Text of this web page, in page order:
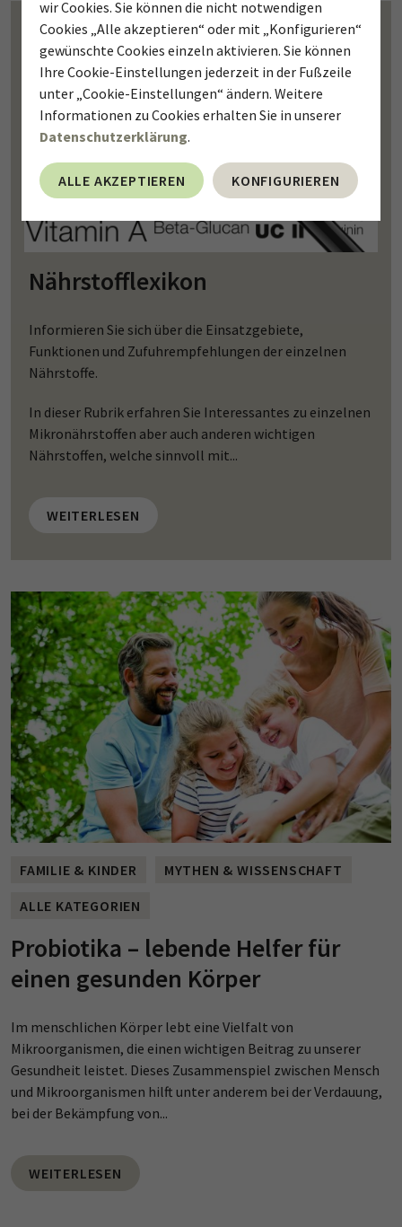
wir Cookies. Sie können die nicht notwendigen
Cookies „Alle akzeptieren“ oder mit „Konfigurieren“
gewünschte Cookies einzeln aktivieren. Sie können
Ihre Cookie-Einstellungen jederzeit in der Fußzeile
unter „Cookie-Einstellungen“ ändern. Weitere
Informationen zu Cookies erhalten Sie in unserer
Datenschutzerklärung.
ALLE AKZEPTIEREN KONFIGURIEREN
Nährstofflexikon
Informieren Sie sich über die Einsatzgebiete,
Funktionen und Zufuhrempfehlungen der einzelnen
Nährstoffe.
In dieser Rubrik erfahren Sie Interessantes zu einzelnen
Mikronährstoffen aber auch anderen wichtigen
Nährstoffen, welche sinnvoll mit...
WEITERLESEN
FAMILIE & KINDER
MYTHEN & WISSENSCHAFT
ALLE KATEGORIEN
Probiotika – lebende Helfer für
einen gesunden Körper
Im menschlichen Körper lebt eine Vielfalt von
Mikroorganismen, die einen wichtigen Beitrag zu unserer
Gesundheit leistet. Dieses Zusammenspiel zwischen Mensch
und Mikroorganismen hilft unter anderem bei der Verdauung,
bei der Bekämpfung von...
WEITERLESEN